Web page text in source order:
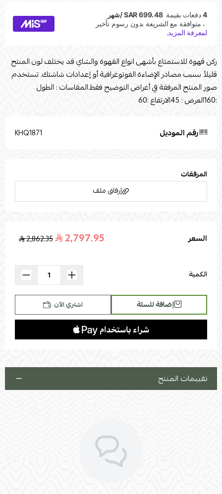
ركن قهوة للاستمتاع بأشهى انواع القهوة والشاي قد يختلف لون المنتج
قليلاً بسبب مصادر الإضاءة الفوتوغرافية أو إعدادات شاشتك. تستخدم
صور المنتج المرفقة في أغراض التوضيح فقط.المقاسات : الطول
:160العرض : 45الارتفاع :60
رقم الموديل KHQ1871
المرفقات
إرفاق ملف
اسحب و افلت الملف هنا
السعر 2,797.95
2,862.35
الكمية
إضافة للسلة اشتري الآن
تقييمات المنتج